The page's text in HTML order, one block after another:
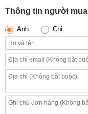
Thông tin người mua
Anh Chị